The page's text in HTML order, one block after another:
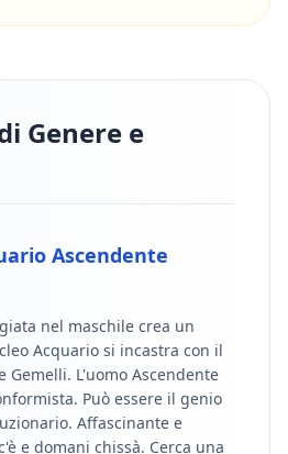
Genere e
Ascendente
nel maschile crea un
Acquario si incastra con il
Gemelli. L'uomo Ascendente
Può essere il genio
Affascinante e
e domani chissà. Cerca una